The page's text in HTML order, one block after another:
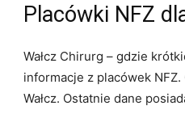
Placówki NFZ
Wałcz Chirurg – gdzie
informacje z placówek
Wałcz. Ostatnie dane